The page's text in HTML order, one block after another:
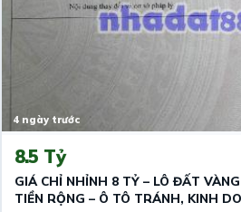
4 ngày trước
8.5 Tỷ
GIÁ CHỈ NHỈNH 8 TỶ – LÔ ĐẤT
TIỀN RỘNG – Ô TÔ TRÁNH, KINH